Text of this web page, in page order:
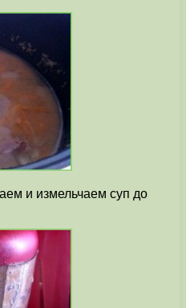
и измельчаем суп до